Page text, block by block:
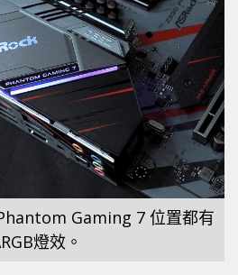
Gaming 7 位置都有
燈效。